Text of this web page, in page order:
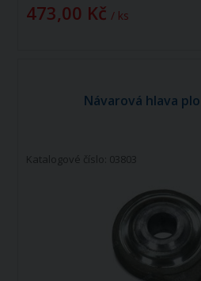
473,00 Kč / ks
Návarová hlava
Katalogové číslo: 03803